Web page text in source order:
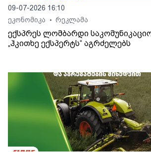
09-07-2026 16:10
ეკონომიკა
• რეკლამა
ექსპრეს ლომბარდი
„ჰკითხე ექსპერტს“ აგრძელებს